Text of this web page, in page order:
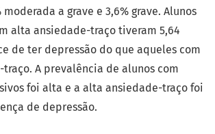
moderada a grave e 3,6% grave. Alunos
alta ansiedade-traço tiveram 5,64
de ter depressão do que aqueles com
A prevalência de alunos com
foi alta e a alta ansiedade-traço foi
de depressão.